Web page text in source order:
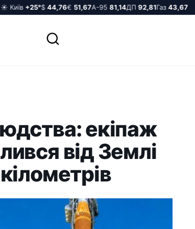
Київ+25°$44,76€51,67А-9581,14ДП92,81Газ43,67
екіпаж
від Землі